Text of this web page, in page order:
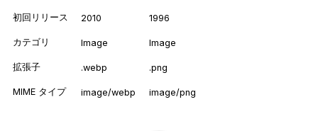
初回リリース 2010 1996
カテゴリ Image Image
拡張子 .webp .png
MIME タイプ image/webp image/png